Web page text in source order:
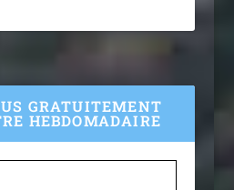
GRATUITEMENT
HEBDOMADAIRE